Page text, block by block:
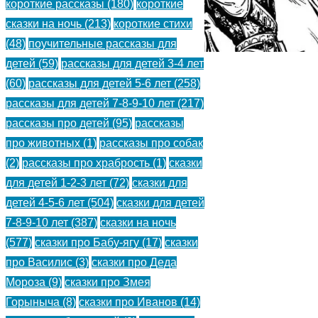
Европы
Последний
бой
Роланда
—
легенда
Европы.
Легенда
о
короткие рассказы (180) короткие
сказки на ночь (213) короткие стихи
(48) поучительные рассказы для
детей (59) рассказы для детей 3-4 лет
(60) рассказы для детей 5-6 лет (258)
рассказы для детей 7-8-9-10 лет (217)
рассказы про детей (95) рассказы
про животных (1) рассказы про собак
(2) рассказы про храбрость (1) сказки
для детей 1-2-3 лет (72) сказки для
детей 4-5-6 лет (504) сказки для детей
7-8-9-10 лет (387) сказки на ночь
(577) сказки про Бабу-ягу (17) сказки
про Василис (3) сказки про Деда
Мороза (9) сказки про Змея
Горыныча (8) сказки про Иванов (14)